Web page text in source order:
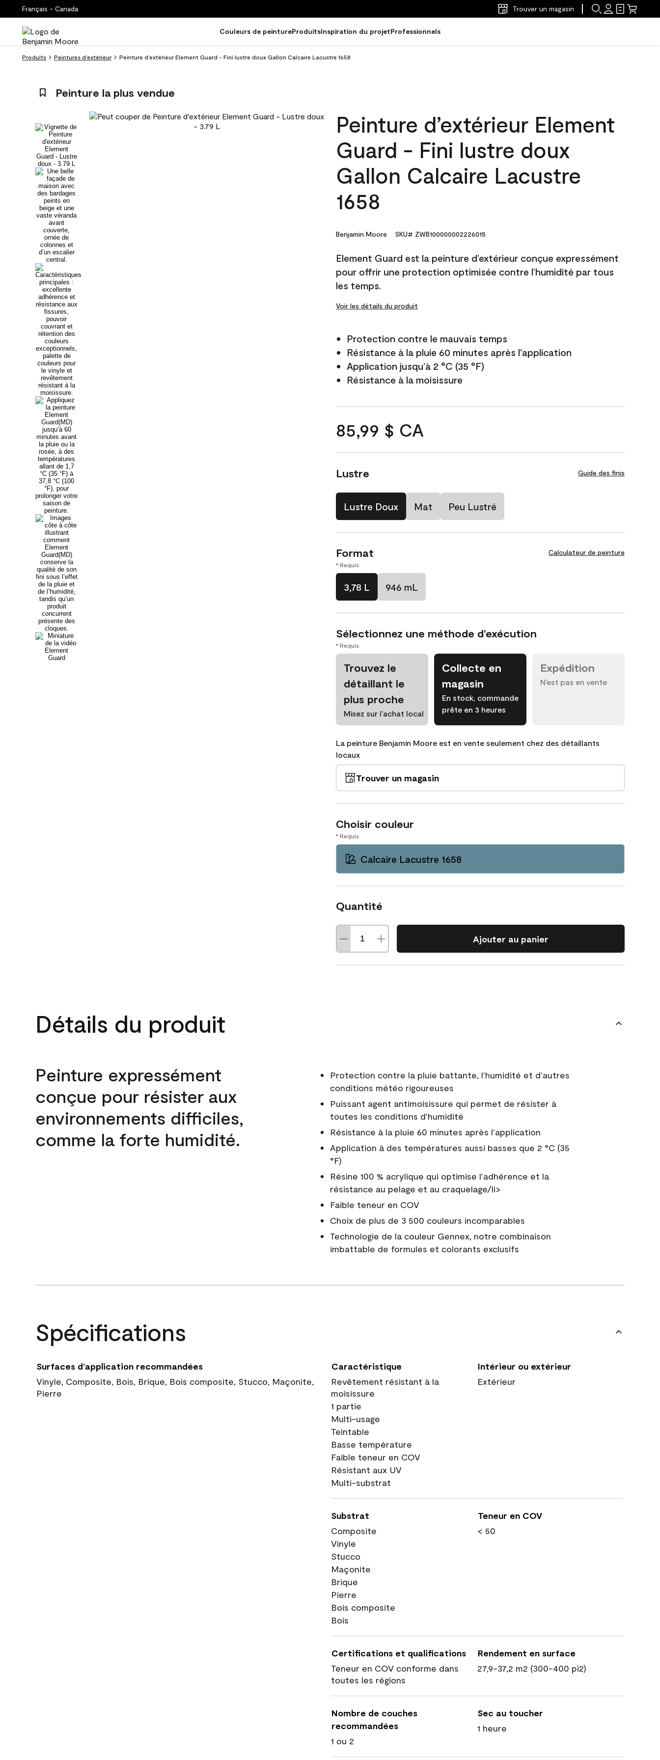
Français - Canada Trouver un magasin
Couleurs de peintureProduitsInspiration du projetProfessionnels
Produits Peintures d’extérieur Peinture d’extérieur Element Guard - Fini lustre doux Gallon Calcaire Lacustre 1658
Peinture la plus vendue
Peinture d’extérieur Element
Guard - Fini lustre doux
Gallon Calcaire Lacustre
1658
Benjamin Moore SKU# ZWB100000002226015
Element Guard est la peinture d’extérieur conçue expressément
pour offrir une protection optimisée contre l’humidité par tous
les temps.
Voir les détails du produit
Protection contre le mauvais temps
Résistance à la pluie 60 minutes après l'application
Application jusqu’à 2 °C (35 °F)
Résistance à la moisissure
85,99 $ CA
Lustre Guide des finis
Lustre Doux Mat Peu Lustré
Format Calculateur de peinture
* Requis
3,78 L 946 mL
Sélectionnez une méthode d’exécution
* Requis
Trouvez le
détaillant le
plus proche
Misez sur l’achat local
Collecte en
magasin
En stock, commande
prête en 3 heures
Expédition
N’est pas en vente
La peinture Benjamin Moore est en vente seulement chez des détaillants
locaux
Trouver un magasin
Choisir couleur
* Requis
Calcaire Lacustre 1658
Quantité
Ajouter au panier
Détails du produit
Peinture expressément
conçue pour résister aux
environnements difficiles,
comme la forte humidité.
Protection contre la pluie battante, l'humidité et d'autres
conditions météo rigoureuses
Puissant agent antimoisissure qui permet de résister à
toutes les conditions d'humidité
Résistance à la pluie 60 minutes après l'application
Application à des températures aussi basses que 2 °C (35
°F)
Résine 100 % acrylique qui optimise l'adhérence et la
résistance au pelage et au craquelage/li>
Faible teneur en COV
Choix de plus de 3 500 couleurs incomparables
Technologie de la couleur Gennex, notre combinaison
imbattable de formules et colorants exclusifs
Spécifications
Surfaces d’application recommandées
Vinyle, Composite, Bois, Brique, Bois composite, Stucco, Maçonite,
Pierre
Caractéristique
Revêtement résistant à la
moisissure
1 partie
Multi-usage
Teintable
Basse température
Faible teneur en COV
Résistant aux UV
Multi-substrat
Intérieur ou extérieur
Extérieur
Substrat
Composite
Vinyle
Stucco
Maçonite
Brique
Pierre
Bois composite
Bois
Teneur en COV
< 50
Certifications et qualifications
Teneur en COV conforme dans
toutes les régions
Rendement en surface
27,9-37,2 m2 (300-400 pi2)
Nombre de couches
recommandées
1 ou 2
Sec au toucher
1 heure